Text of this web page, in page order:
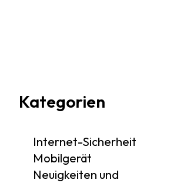
Kategorien
Internet-Sicherheit
Mobilgerät
Neuigkeiten und